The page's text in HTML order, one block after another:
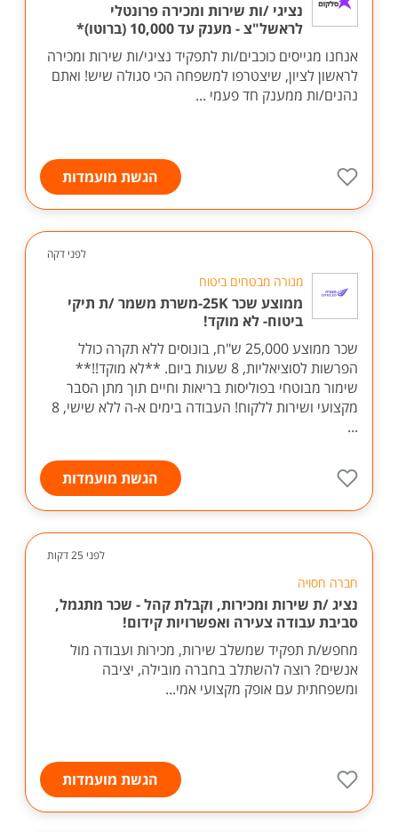
נציגי /ות שירות ומכירה פרונטלי
לראשל"צ - מענק עד 10,000 (ברוטו)*
אנחנו מגייסים כוכבים/ות לתפקיד נציגי/ות שירות ומכירה
לראשון לציון, שיצטרפו למשפחה הכי סגולה שיש! ואתם
נהנים/ות ממענק חד פעמי ...
הגשת מועמדות
לפני דקה
מנורה מבטחים ביטוח
ממוצע שכר 25K-משרת משמר /ת תיקי
ביטוח- לא מוקד!
שכר ממוצע 25,000 ש"ח, בונוסים ללא תקרה כולל
הפרשות לסוציאליות, 8 שעות ביום. **לא מוקד!!**
שימור מבוטחי בפוליסות בריאות וחיים תוך מתן הסבר
מקצועי ושירות ללקוח! העבודה בימים א-ה ללא שישי, 8
...
הגשת מועמדות
לפני 25 דקות
חברה חסויה
נציג /ת שירות ומכירות, וקבלת קהל - שכר מתגמל,
סביבת עבודה צעירה ואפשרויות קידום!
מחפש/ת תפקיד שמשלב שירות, מכירות ועבודה מול
אנשים? רוצה להשתלב בחברה מובילה, יציבה
ומשפחתית עם אופק מקצועי אמי...
הגשת מועמדות